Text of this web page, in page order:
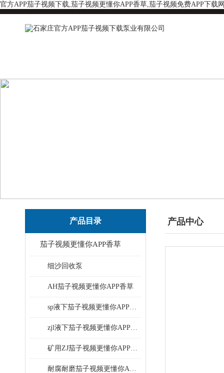
官方APP茄子视频下载,茄子视频更懂你APP香草,茄子视频免费APP下载
产品目录
茄子视频更懂你APP香草
细沙回收泵
AH茄子视频更懂你APP香草
sp液下茄子视频更懂你APP香草
zjl液下茄子视频更懂你APP香草
矿用ZJ茄子视频更懂你APP香草
耐腐耐磨茄子视频更懂你APP香草
产品中心